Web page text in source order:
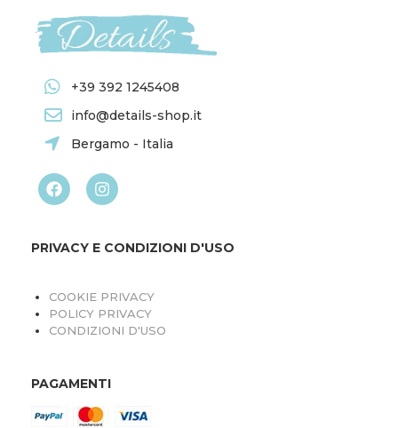
+39 392 1245408
info@details-shop.it
Bergamo - Italia
PRIVACY E CONDIZIONI D'USO
COOKIE PRIVACY
POLICY PRIVACY
CONDIZIONI D'USO
PAGAMENTI